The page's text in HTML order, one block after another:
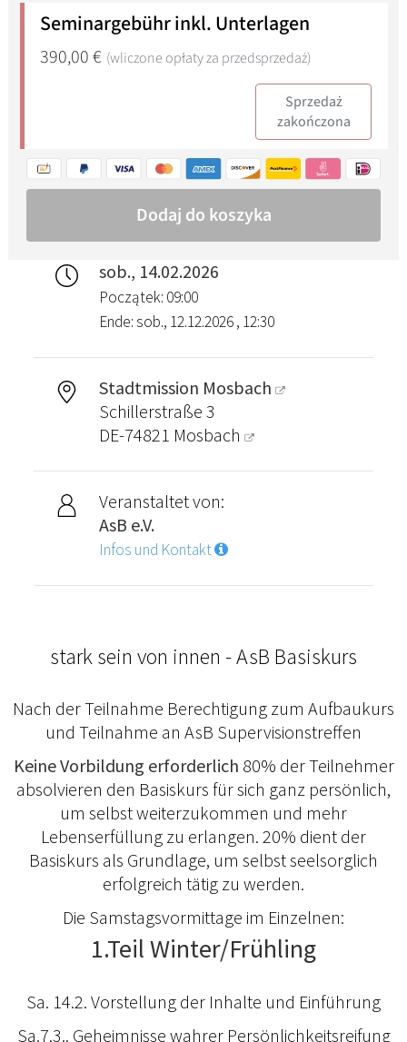
sob., 14.02.2026
Początek: 09:00
Ende: sob., 12.12.2026 , 12:30
Stadtmission Mosbach
Schillerstraße 3
DE-74821 Mosbach
Veranstaltet von:
AsB e.V.
Infos und Kontakt
stark sein von innen - AsB Basiskurs
Nach der Teilnahme Berechtigung zum Aufbaukurs
und Teilnahme an AsB Supervisionstreffen
Keine Vorbildung erforderlich 80% der Teilnehmer
absolvieren den Basiskurs für sich ganz persönlich,
um selbst weiterzukommen und mehr
Lebenserfüllung zu erlangen. 20% dient der
Basiskurs als Grundlage, um selbst seelsorglich
erfolgreich tätig zu werden.
Die Samstagsvormittage im Einzelnen:
1.Teil Winter/Frühling
Sa. 14.2. Vorstellung der Inhalte und Einführung
Sa.7.3.. Geheimnisse wahrer Persönlichkeitsreifung